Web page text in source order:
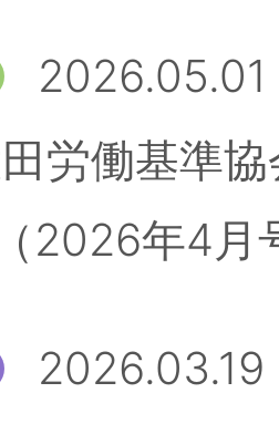
2026.05.01
労働基準
2026年4月
2026.03.19